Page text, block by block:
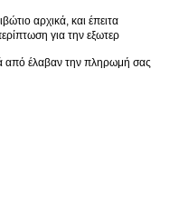
αρχικά, και έπειτα
για την εξωτερ
από έλαβαν την πληρωμή σας